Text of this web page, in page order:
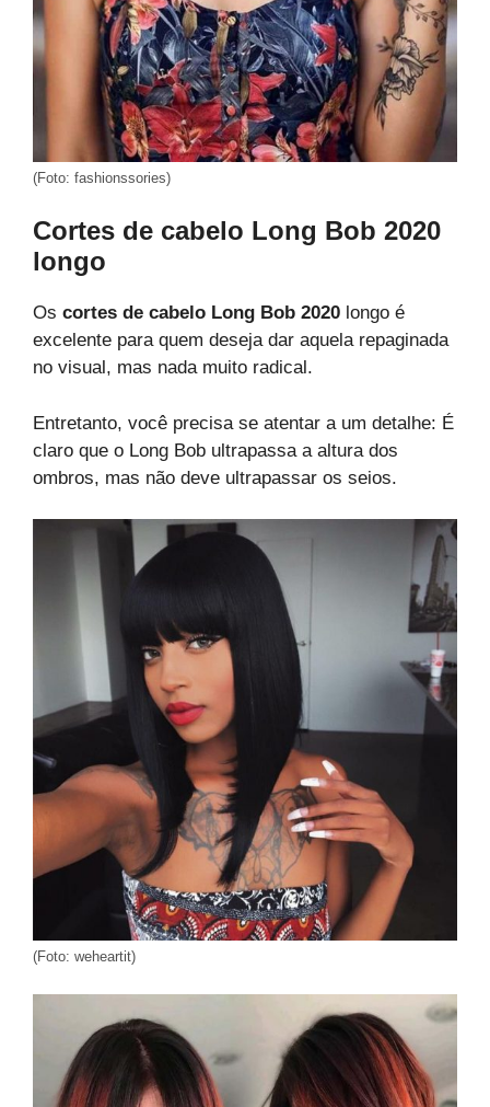
(Foto: fashionssories)
Cortes de cabelo Long Bob 2020
longo
Os cortes de cabelo Long Bob 2020 longo é
excelente para quem deseja dar aquela repaginada
no visual, mas nada muito radical.
Entretanto, você precisa se atentar a um detalhe: É
claro que o Long Bob ultrapassa a altura dos
ombros, mas não deve ultrapassar os seios.
(Foto: weheartit)